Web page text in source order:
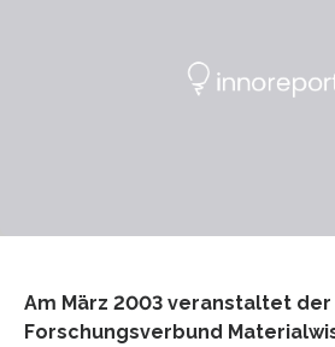
Am März 2003 veranstaltet
Forschungsverbund